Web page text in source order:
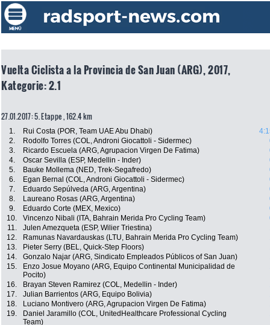
Vuelta Ciclista a la Provincia de San Juan (ARG), 2017,
Kategorie: 2.1
27.01.2017: 5. Etappe , 162.4 km
1. Rui Costa (POR, Team UAE Abu Dhabi)
2.
Rodolfo Torres (COL, Androni Giocattoli - Sidermec)
3.
Ricardo Escuela (ARG, Agrupacion Virgen De Fatima)
4.
Oscar Sevilla (ESP, Medellin - Inder)
5.
Bauke Mollema (NED, Trek-Segafredo)
6.
Egan Bernal (COL, Androni Giocattoli - Sidermec)
7.
Eduardo Sepúlveda (ARG, Argentina)
8.
Laureano Rosas (ARG, Argentina)
9.
Eduardo Corte (MEX, Mexico)
10.
Vincenzo Nibali (ITA, Bahrain Merida Pro Cycling Team)
11.
Julen Amezqueta (ESP, Wilier Triestina)
12.
Ramunas Navardauskas (LTU, Bahrain Merida Pro Cycling Team)
13.
Pieter Serry (BEL, Quick-Step Floors)
14.
Gonzalo Najar (ARG, Sindicato Empleados Públicos of San Juan)
15.
Enzo Josue Moyano (ARG, Equipo Continental Municipalidad de
Pocito)
16. Brayan Steven Ramirez (COL, Medellin - Inder)
17.
Julian Barrientos (ARG, Equipo Bolivia)
18.
Luciano Montivero (ARG, Agrupacion Virgen De Fatima)
19.
Daniel Jaramillo (COL, UnitedHealthcare Professional Cycling
Team)